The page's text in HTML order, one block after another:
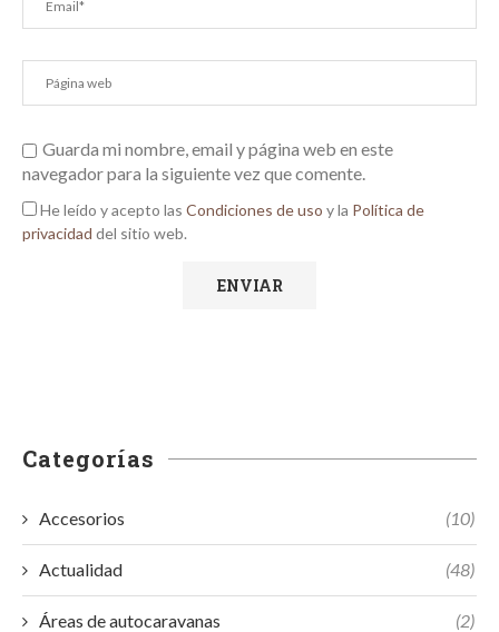
Guarda mi nombre, email y página web en este
navegador para la siguiente vez que comente.
He leído y acepto las Condiciones de uso y la Política de
privacidad del sitio web.
Categorías
Accesorios (10)
Actualidad (48)
Áreas de autocaravanas (2)